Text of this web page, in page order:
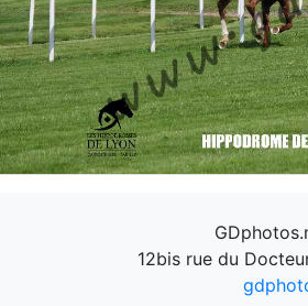
12bis rue du